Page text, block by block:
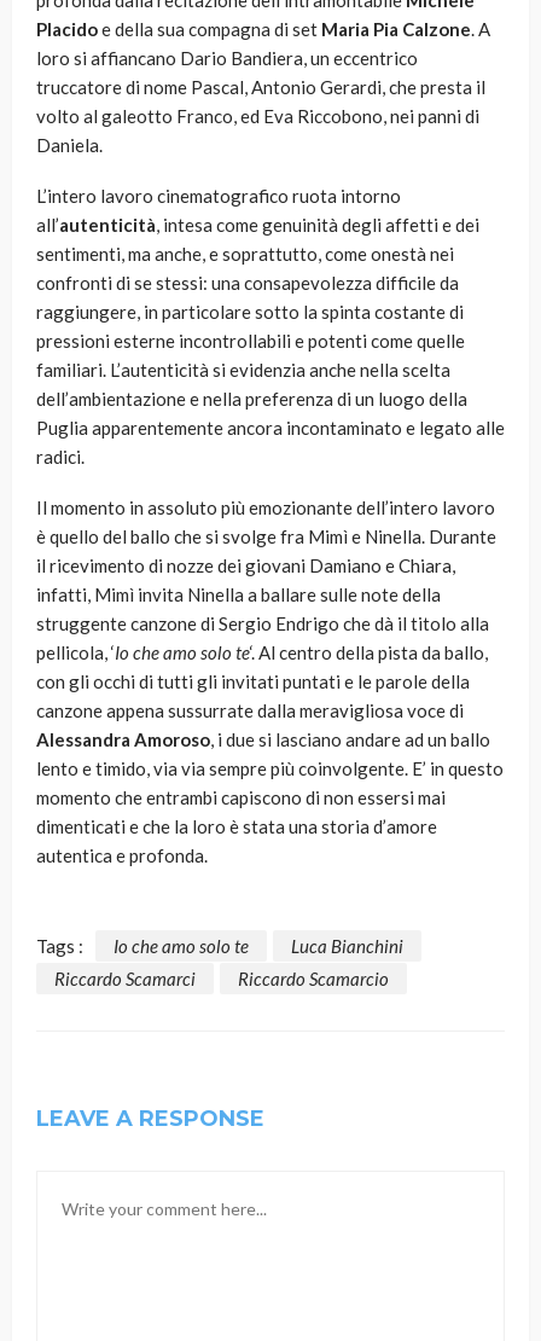
Placidoe della sua compagna di set Maria Pia Calzone. A
loro si affiancano Dario Bandiera, un eccentrico
truccatore di nome Pascal, Antonio Gerardi, che presta il
volto al galeotto Franco, ed Eva Riccobono, nei panni di
Daniela.
L’intero lavoro cinematografico ruota intorno
all’autenticità, intesa come genuinità degli affetti e dei
sentimenti, ma anche, e soprattutto, come onestà nei
confronti di se stessi: una consapevolezza difficile da
raggiungere, in particolare sotto la spinta costante di
pressioni esterne incontrollabili e potenti come quelle
familiari. L’autenticità si evidenzia anche nella scelta
dell’ambientazione e nella preferenza di un luogo della
Puglia apparentemente ancora incontaminato e legato alle
radici.
Il momento in assoluto più emozionante dell’intero lavoro
è quello del ballo che si svolge fra Mimì e Ninella. Durante
il ricevimento di nozze dei giovani Damiano e Chiara,
infatti, Mimì invita Ninella a ballare sulle note della
struggente canzone di Sergio Endrigo che dà il titolo alla
pellicola, ‘Io che amo solo te‘. Al centro della pista da ballo,
con gli occhi di tutti gli invitati puntati e le parole della
canzone appena sussurrate dalla meravigliosa voce di
Alessandra Amoroso, i due si lasciano andare ad un ballo
lento e timido, via via sempre più coinvolgente. E’ in questo
momento che entrambi capiscono di non essersi mai
dimenticati e che la loro è stata una storia d’amore
autentica e profonda.
Tags : Io che amo solo te
Luca Bianchini
Riccardo Scamarci
Riccardo Scamarcio
LEAVE A RESPONSE